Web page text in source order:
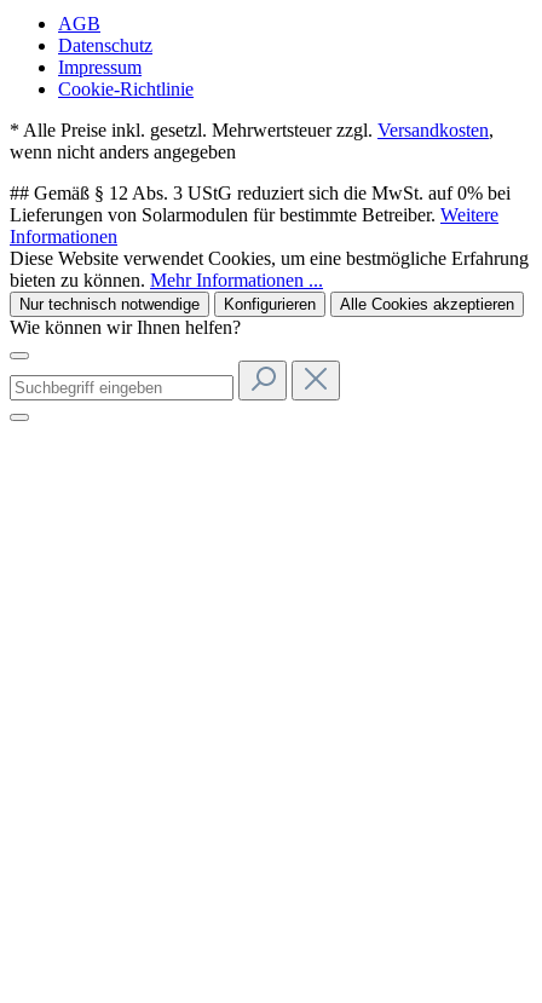
AGB
Datenschutz
Impressum
Cookie-Richtlinie
* Alle Preise inkl. gesetzl. Mehrwertsteuer zzgl. Versandkosten,
wenn nicht anders angegeben
## Gemäß § 12 Abs. 3 UStG reduziert sich die MwSt. auf 0% bei
Lieferungen von Solarmodulen für bestimmte Betreiber. Weitere
Informationen
Diese Website verwendet Cookies, um eine bestmögliche Erfahrung
bieten zu können. Mehr Informationen ...
Nur technisch notwendige Konfigurieren Alle Cookies akzeptieren
Wie können wir Ihnen helfen?